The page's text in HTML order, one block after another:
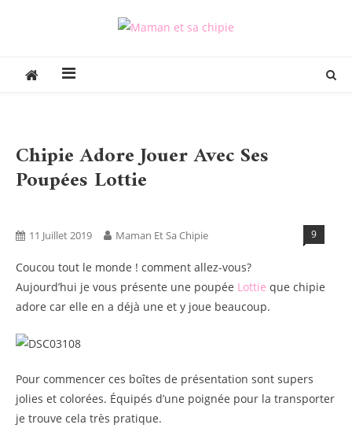
Chipie Adore Jouer Avec Ses
Poupées Lottie
11 Juillet 2019 Maman Et Sa Chipie 9
Coucou tout le monde ! comment allez-vous?
Aujourd’hui je vous présente une poupée Lottie que chipie
adore car elle en a déjà une et y joue beaucoup.
Pour commencer ces boîtes de présentation sont supers
jolies et colorées. Équipés d’une poignée pour la transporter
je trouve cela très pratique.